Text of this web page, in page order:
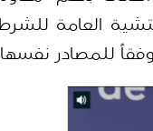
للمصادر نفسها.